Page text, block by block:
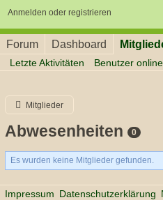
Anmelden oder registrieren
Forum Dashboard
Letzte Aktivitäten Benutzer online
Mitglieder
Abwesenheiten 0
Es wurden keine Mitglieder gefunden.
Impressum Datenschutzerklärung